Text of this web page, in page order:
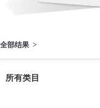
全部结果 >
所有类目